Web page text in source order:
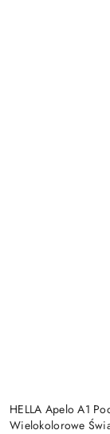
HELLA Apelo A1
Wielokolorowe